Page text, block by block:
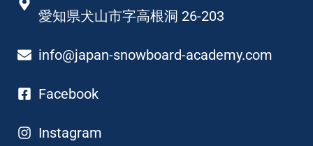
愛知県犬山市字高根洞 26-203​
info@japan-snowboard-academy.com
Facebook
Instagram